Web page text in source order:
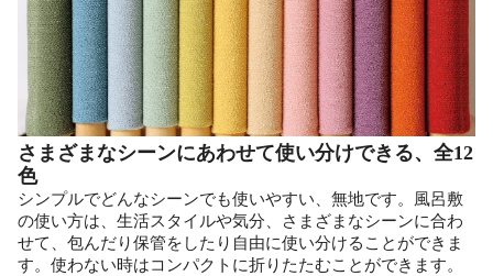
さまざまなシーンにあわせて使い分けできる、全12
色
シンプルでどんなシーンでも使いやすい、無地です。風呂敷
の使い方は、生活スタイルや気分、さまざまなシーンに合わ
せて、包んだり保管をしたり自由に使い分けることができま
す。使わない時はコンパクトに折りたたむことができます。